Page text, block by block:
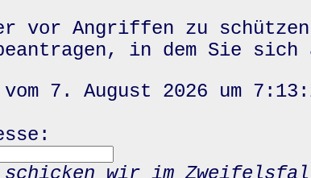
vor Angriffen zu
in dem Sie
7. August 2026 um